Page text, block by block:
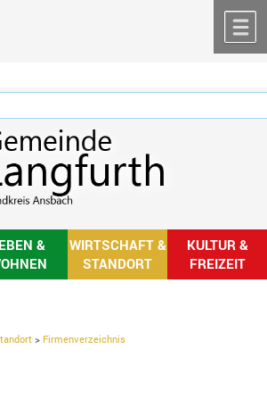
&
WIRTSCHAFT &
STANDORT
KULTUR &
FREIZEIT
> Firmenverzeichnis